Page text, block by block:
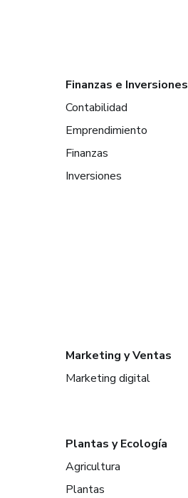
Finanzas e Inversiones
Contabilidad
Emprendimiento
Finanzas
Inversiones
Marketing y Ventas
Marketing digital
Plantas y Ecología
Agricultura
Plantas